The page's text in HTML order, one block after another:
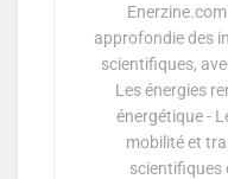
approfondie des
scientifiques,
Les énergies
énergétique -
mobilité et
scientifiques